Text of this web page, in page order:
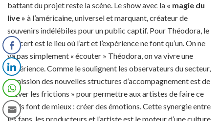
battant du projet reste la scène. Le show avec la « magie du
live » à l’américaine, universel et marquant, créateur de
souvenirs indélébiles pour un public captif. Pour Théodora, le
concert est le lieu où l’art et l’expérience ne font qu’un. On ne
va pas simplement « écouter » Théodora, on va vivre une
expérience. Comme le soulignent les observateurs du secteur,
la mission des nouvelles structures d’accompagnement est de
« lever les frictions » pour permettre aux artistes de faire ce
qu’ils font de mieux : créer des émotions. Cette synergie entre
les fans, les producteurs et l’artiste est le moteur d’une culture